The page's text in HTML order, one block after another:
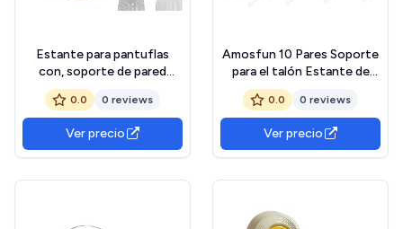
Estante para pantuflas
con, soporte de pared
sólido con, estante para
pantuflas impermeable,
soporte para pantuflas
montado en la pared para
sala de estar, cocina,
0.0 0 reviews
Ver precio
Amosfun 10 Pares Soporte
para el talón Estante de
Zapatos Soporte de
plástico Zapatero de
plástico Sandalias
Transparentes estantes de
exhibición Soporte de
0.0 0 reviews
Ver precio